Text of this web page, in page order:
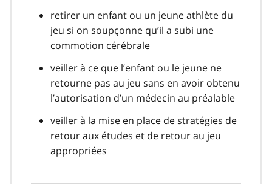
retirer un enfant ou un jeune athlète du
jeu si on soupçonne qu’il a subi une
commotion cérébrale
veiller à ce que l’enfant ou le jeune ne
retourne pas au jeu sans en avoir obtenu
l’autorisation d’un médecin au préalable
veiller à la mise en place de stratégies de
retour aux études et de retour au jeu
appropriées